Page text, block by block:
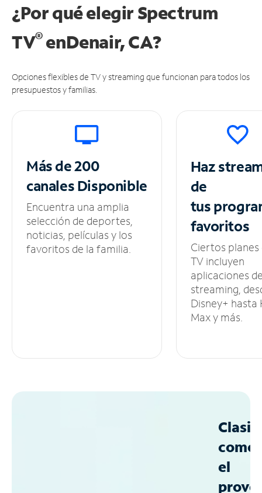
¿Por qué elegir Spectrum
TV®enDenair, CA?
Opciones flexibles de TV y streaming que funcionan para todos los
presupuestos y familias.
Más de 200
canalesDisponible
Encuentra una amplia
selección de deportes,
noticias, películas y los
favoritos de la familia.
Haz
de
tus
favoritos
Ciertos planes
TV incluyen
aplicaciones
streaming,
Disney+ hasta
Max y más.
como
el